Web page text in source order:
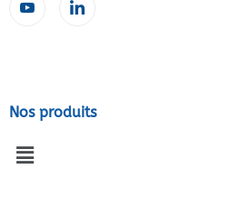
Nos produits